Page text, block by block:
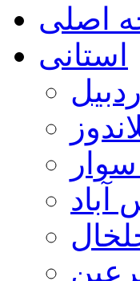
اصلی
استانی
اردبیل
سوار
آباد